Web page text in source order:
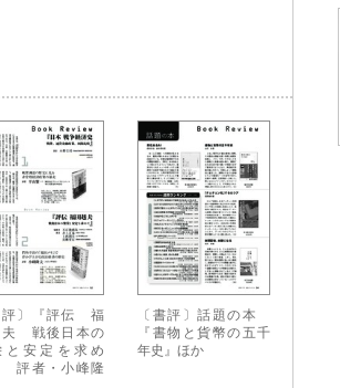
評〕『評伝 福
夫 戦後日本の
と安定を求め
評者・小峰隆
〔書評〕話題の本
『書物と貨幣の五千
年史』ほか